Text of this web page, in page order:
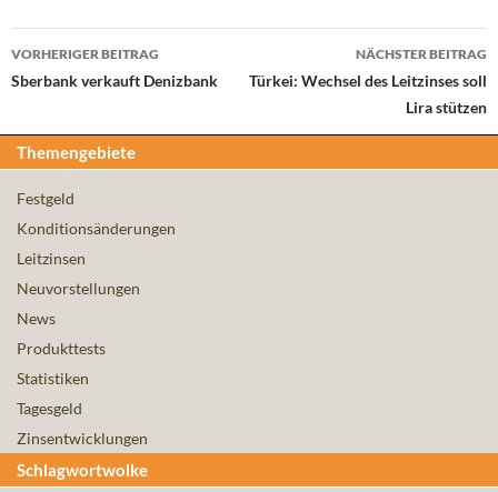
Beitrags-
Navigation
VORHERIGER BEITRAG
Sberbank verkauft Denizbank
NÄCHSTER BEITRAG
Türkei: Wechsel des Leitzinses soll
Lira stützen
Themengebiete
Festgeld
Konditionsänderungen
Leitzinsen
Neuvorstellungen
News
Produkttests
Statistiken
Tagesgeld
Zinsentwicklungen
Schlagwortwolke